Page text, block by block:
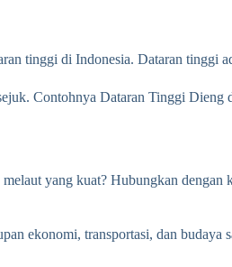
tinggi di Indonesia. Dataran
Contohnya Dataran Tinggi
yang kuat? Hubungkan
ekonomi, transportasi, dan